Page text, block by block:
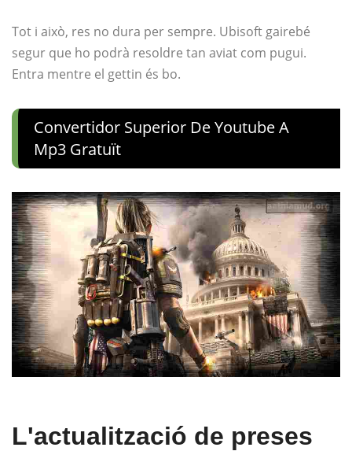
Tot i això, res no dura per sempre. Ubisoft gairebé
segur que ho podrà resoldre tan aviat com pugui.
Entra mentre el gettin és bo.
Convertidor Superior De Youtube A
Mp3 Gratuït
L'actualització de preses